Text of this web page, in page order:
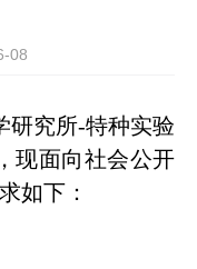
08
究所-特种实验
现面向社会公开
如下：